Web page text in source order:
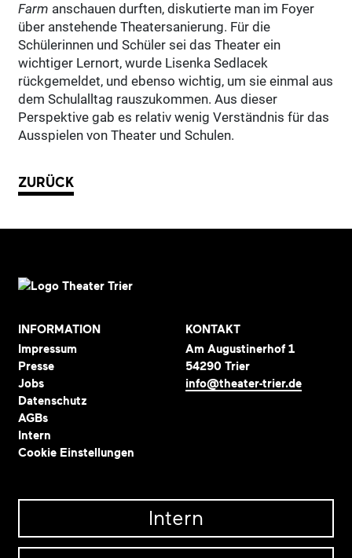
Farm anschauen durften, diskutierte man im Foyer
über anstehende Theatersanierung. Für die
Schülerinnen und Schüler sei das Theater ein
wichtiger Lernort, wurde Lisenka Sedlacek
rückgemeldet, und ebenso wichtig, um sie einmal aus
dem Schulalltag rauszukommen. Aus dieser
Perspektive gab es relativ wenig Verständnis für das
Ausspielen von Theater und Schulen.
ZURÜCK
INFORMATION
Impressum
Presse
Jobs
Datenschutz
AGBs
Intern
Cookie Einstellungen
KONTAKT
Am Augustinerhof 1
54290 Trier
info@theater-trier.de
Intern